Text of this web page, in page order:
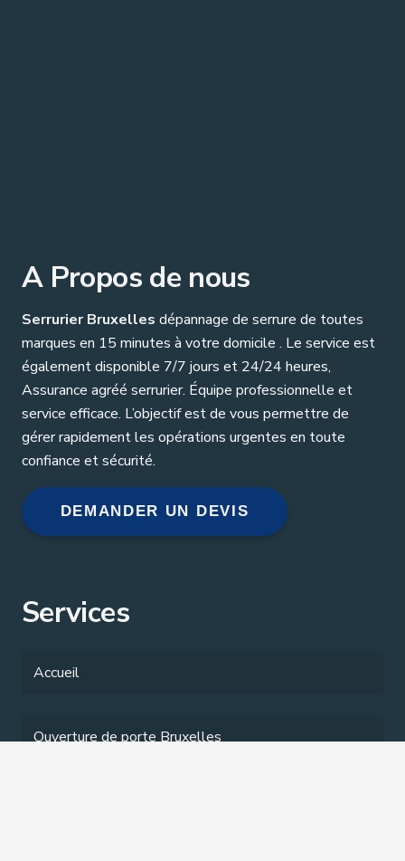
A Propos de nous
Serrurier Bruxelles dépannage de serrure de toutes
marques en 15 minutes à votre domicile . Le service est
également disponible 7/7 jours et 24/24 heures,
Assurance agréé serrurier. Équipe professionnelle et
service efficace. L’objectif est de vous permettre de
gérer rapidement les opérations urgentes en toute
confiance et sécurité.
DEMANDER UN DEVIS
Services
Accueil
Ouverture de porte Bruxelles